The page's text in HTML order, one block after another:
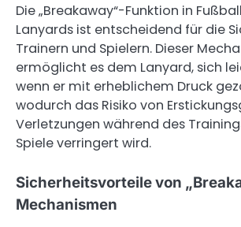
Die „Breakaway“-Funktion in
Lanyards ist entscheidend für die
Trainern und Spielern. Dieser
ermöglicht es dem Lanyard, sich
wenn er mit erheblichem Druck
wodurch das Risiko von
Verletzungen während des
Spiele verringert wird.
Sicherheitsvorteile von
Mechanismen